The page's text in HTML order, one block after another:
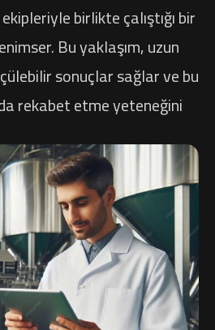
birlikte çalıştığı bir
Bu yaklaşım, uzun
sonuçlar sağlar ve bu
rekabet etme yeteneğini